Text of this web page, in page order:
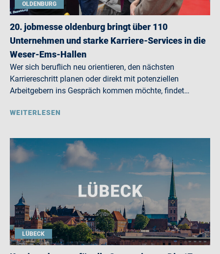
OLDENBURG
20. jobmesse oldenburg bringt über 110
Unternehmen und starke Karriere-Services in die
Weser-Ems-Hallen
Wer sich beruflich neu orientieren, den nächsten
Karriereschritt planen oder direkt mit potenziellen
Arbeitgebern ins Gespräch kommen möchte, findet…
WEITERLESEN
LÜBECK